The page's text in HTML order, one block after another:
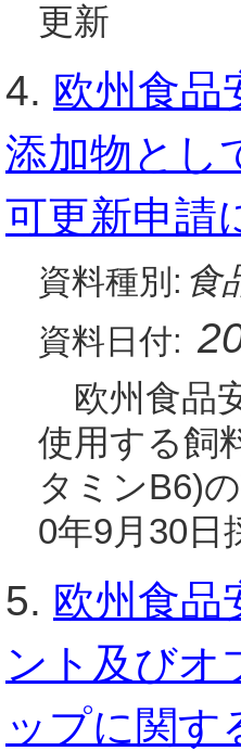
更新
4. 欧州食品
添加物とし
可更新申請
資料種別: 食
資料日付:
欧州食品
使用する飼
タミンB6)
0年9月30日
5. 欧州食品
ント及びオ
ップに関す